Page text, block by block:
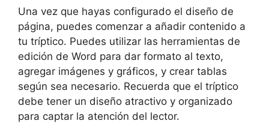
Una vez que hayas configurado el diseño de
página, puedes comenzar a añadir contenido a
tu tríptico. Puedes utilizar las herramientas de
edición de Word para dar formato al texto,
agregar imágenes y gráficos, y crear tablas
según sea necesario. Recuerda que el tríptico
debe tener un diseño atractivo y organizado
para captar la atención del lector.